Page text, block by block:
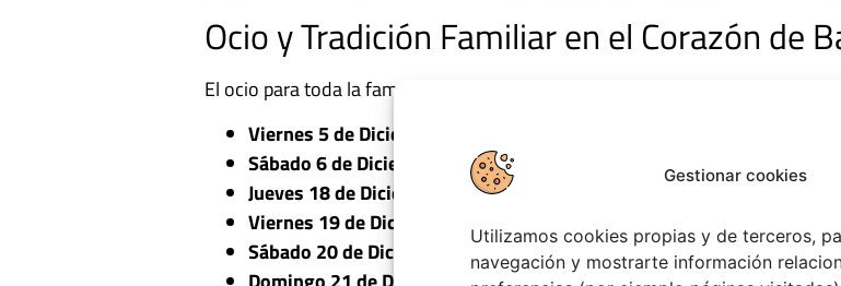
Gestionar cookies
Utilizamos cookies propias y de terceros,
navegación y mostrarte información
Ocio y Tradición Familiar en el Corazón de
El ocio para toda la familia y la preservación de las tradiciones son pilares
Viernes 5 de Diciembre (19:00 h):
Sábado 6 de Diciembre (19:00 h):
Espectáculo familiar de freestyle
Jueves 18 de Diciembre (19:00 h):
Viernes 19 de Diciembre (17:00 h):
Contacontos
infantil «Un Nadal
Sábado 20 de Diciembre (21:30 h):Encuentro de Rondallas Marinos